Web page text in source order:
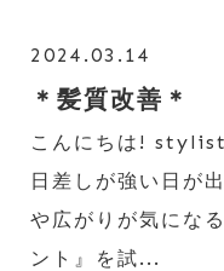
2024.03.14
＊髪質改善＊
こんにちは!
日差しが強い日が
や広がりが気にな
ント』を試...